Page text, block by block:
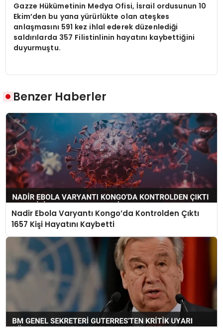
Gazze Hükümetinin Medya Ofisi, İsrail ordusunun 10
Ekim’den bu yana yürürlükte olan ateşkes
anlaşmasını 591 kez ihlal ederek düzenlediği
saldırılarda 357 Filistinlinin hayatını kaybettiğini
duyurmuştu.
Benzer Haberler
Nadir Ebola Varyantı Kongo’da Kontrolden Çıktı
1657 Kişi Hayatını Kaybetti